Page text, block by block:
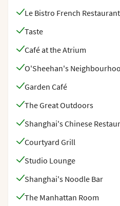
Le Bistro French Restaurant
Taste
Café at the Atrium
O'Sheehan's
Garden Café
The Great Outdoors
Shanghai's Chinese
Courtyard Grill
Studio Lounge
Shanghai's Noodle Bar
The Manhattan Room